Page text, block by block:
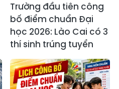
Trường đầu tiên công
bố điểm chuẩn Đại
học 2026: Lào Cai có 3
thí sinh trúng tuyển